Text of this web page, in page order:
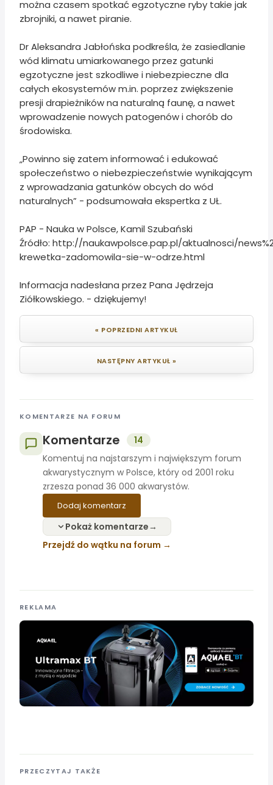
można czasem spotkać egzotyczne ryby takie jak
zbrojniki, a nawet piranie.
Dr Aleksandra Jabłońska podkreśla, że zasiedlanie
wód klimatu umiarkowanego przez gatunki
egzotyczne jest szkodliwe i niebezpieczne dla
całych ekosystemów m.in. poprzez zwiększenie
presji drapieżników na naturalną faunę, a nawet
wprowadzenie nowych patogenów i chorób do
środowiska.
„Powinno się zatem informować i edukować
społeczeństwo o niebezpieczeństwie wynikającym
z wprowadzania gatunków obcych do wód
naturalnych” - podsumowała ekspertka z UŁ.
PAP - Nauka w Polsce, Kamil Szubański
Źródło: http://naukawpolsce.pap.pl/aktualnosci/
krewetka-zadomowila-sie-w-odrze.html
Informacja nadesłana przez Pana Jędrzeja
Ziółkowskiego. - dziękujemy!
« POPRZEDNI ARTYKUŁ
NASTĘPNY ARTYKUŁ »
KOMENTARZE NA FORUM
Komentarze
14
Komentuj na najstarszym i największym forum
akwarystycznym w Polsce, który od 2001 roku
zrzesza ponad 36 000 akwarystów.
Dodaj komentarz
Pokaż komentarze
Przejdź do wątku na forum
REKLAMA
PRZECZYTAJ TAKŻE